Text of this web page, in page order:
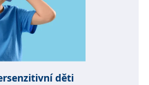
děti